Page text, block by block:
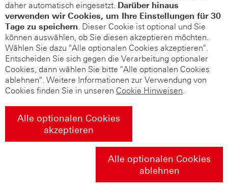
daher automatisch eingesetzt. Darüber hinaus
verwenden wir Cookies, um Ihre Einstellungen für 30
Tage zu speichern. Dieser Cookie ist optional und Sie
können auswählen, ob Sie diesen akzeptieren möchten.
Wählen Sie dazu "Alle optionalen Cookies akzeptieren".
Entscheiden Sie sich gegen die Verarbeitung optionaler
Cookies, dann wählen Sie bitte "Alle optionalen Cookies
ablehnen". Weitere Informationen zur Verwendung von
Cookies finden Sie in unseren Cookie Hinweisen.
Alle optionalen Cookies
akzeptieren
Alle optionalen Cookies
ablehnen